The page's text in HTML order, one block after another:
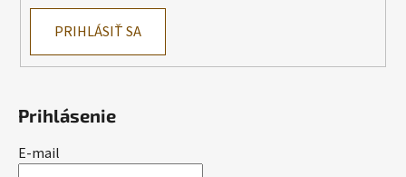
PRIHLÁSIŤ SA
Prihlásenie
E-mail